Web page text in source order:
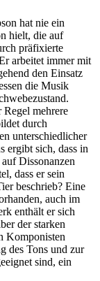
hat nie ein
hielt, die auf
präfixierte
arbeitet immer mit
den Einsatz
die Musik
Regel mehrere
durch
unterschiedlicher
ergibt sich, dass in
Dissonanzen
dass er sein
beschrieb? Eine
auch im
enthält er sich
der starken
Komponisten
des Tons und zur
sind, ein